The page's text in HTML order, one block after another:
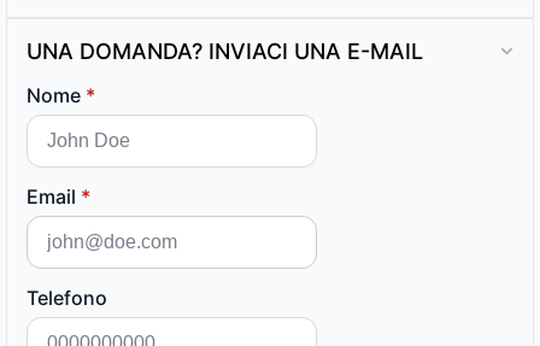
UNA DOMANDA? INVIACI UNA E-MAIL
Nome *
Email *
Telefono